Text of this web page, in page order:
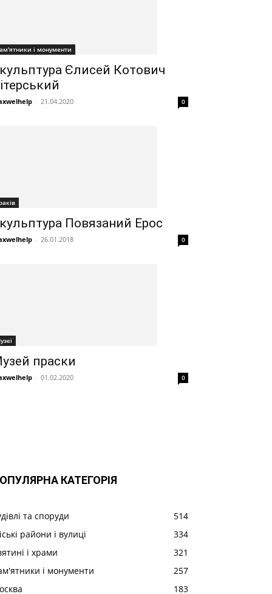
і монументи
Єлисей Котович
- 21.04.2020 0
Повязаний Ерос
- 26.01.2018 0
праски
- 01.02.2020 0
КАТЕГОРІЯ
та споруди
514
райони і вулиці
334
і храми
321
і монументи
257
183